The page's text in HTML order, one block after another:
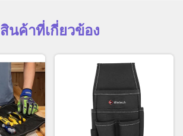
สินค้าที่เกี่ยวข้อง